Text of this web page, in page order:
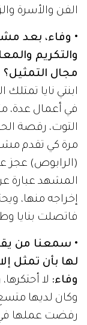
الفن والأسرة
• وفاء، بعد
والتكريم
مجال التمثيل؟
ابنتي نايا
في أعمال عدة،
التوت، رقصة
مرة كي تقدم
(الرابوص) عجز عن
المشهد عبارة
إخراجه منها،
فاتصلت بنايا
• سمعنا من
لها بأن تمثل
وفاء: لا
وكان لديها
رفضت عملها في